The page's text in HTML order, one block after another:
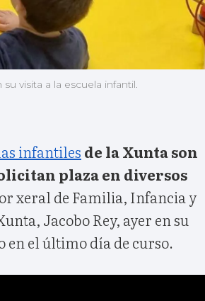
visita a la escuela infantil.
infantilesde la Xunta son
plaza en diversos
xeral de Familia, Infancia y
Jacobo Rey, ayer en su
en el último día de curso.